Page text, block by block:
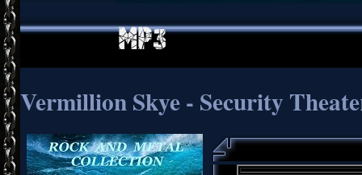
Vermillion Skye - Security